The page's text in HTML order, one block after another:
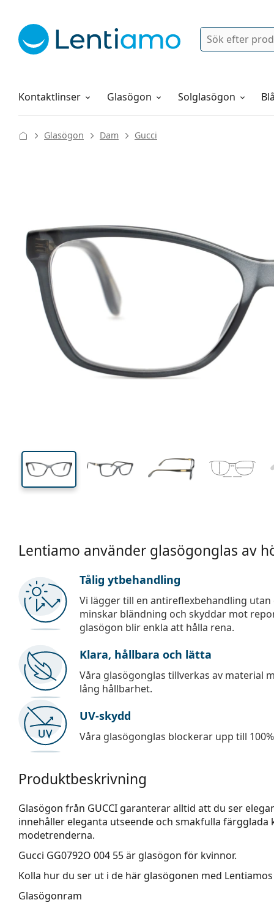
Sök
Kontaktlinser
Linsvätskor Glasögon Solglasögon
Allt om att handla hos oss
Glasögon Dam Gucci
38 mm
Linshöjd Linsbredd
Linsbredd
Lentiamo använder glasögonglas av
Tålig ytbehandling
Vi lägger till en antireflexbehandling
minskar bländning och skyddar mot
glasögon blir enkla att hålla rena.
Klara, hållbara och lätta
Våra glasögonglas tillverkas av material
lång hållbarhet.
UV-skydd
Våra glasögonglas blockerar upp till
Produktbeskrivning
Glasögon från GUCCI garanterar alltid att du ser
innehåller eleganta utseende och smakfulla
modetrenderna.
Gucci GG0792O 004 55är glasögon för kvinnor.
Kolla hur du ser ut i de här glasögonen med
Glasögonram